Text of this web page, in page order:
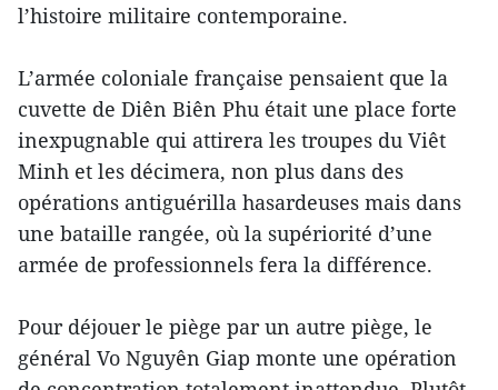
l’histoire militaire contemporaine.
L’armée coloniale française pensaient que la
cuvette de Diên Biên Phu était une place forte
inexpugnable qui attirera les troupes du Viêt
Minh et les décimera, non plus dans des
opérations antiguérilla hasardeuses mais dans
une bataille rangée, où la supériorité d’une
armée de professionnels fera la différence.
Pour déjouer le piège par un autre piège, le
général Vo Nguyên Giap monte une opération